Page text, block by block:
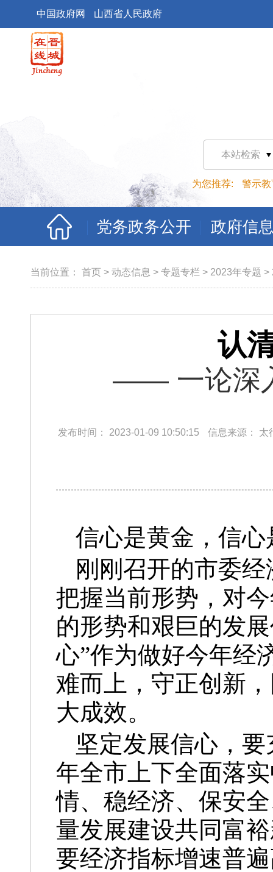
中国政府网 山西省人民政府
本站检索
为您推荐: 警示教
党务政务公开 政府信
当前位置： 首页 > 动态信息 > 专题专栏 > 2023年专题 >
认
—— 一论深
发布时间： 2023-01-09 10:50:15 信息来源： 太
信心是黄金，信
刚刚召开的市委
把握当前形势，对
的形势和艰巨的发
心”作为做好今年经
难而上，守正创新
大成效。
坚定发展信心，
年全市上下全面落
情、稳经济、保安
量发展建设共同富
要经济指标增速普